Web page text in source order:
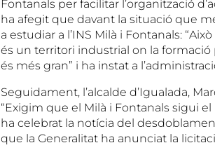
Fontanals per facilitar l’organització
ha afegit que davant la situació que
a estudiar a l’INS Milà i Fontanals:
és un territori industrial on la
és més gran” i ha instat a
Seguidament, l’alcalde d’Igualada,
“Exigim que el Milà i Fontanals sigui
ha celebrat la notícia del
que la Generalitat ha anunciat la